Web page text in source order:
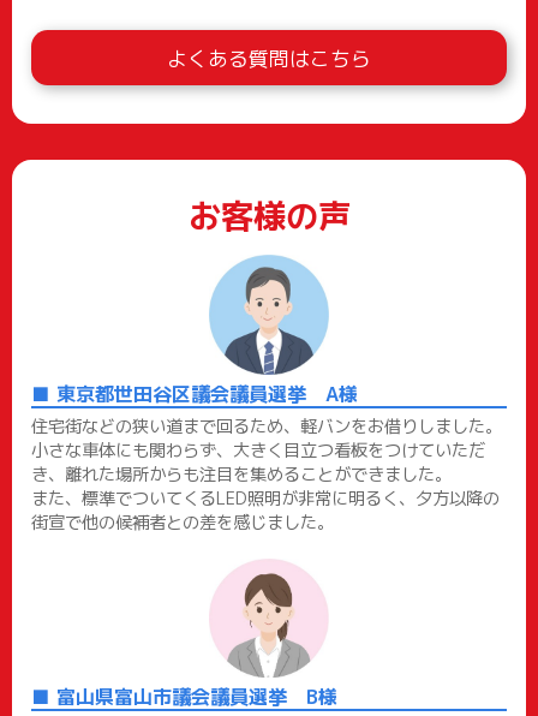
よくある質問はこちら
お客様の声
東京都世田谷区議会議員選挙 A様
住宅街などの狭い道まで回るため、軽バンをお借りしました。
小さな車体にも関わらず、大きく目立つ看板をつけていただ
き、離れた場所からも注目を集めることができました。
また、標準でついてくるLED照明が非常に明るく、夕方以降の
街宣で他の候補者との差を感じました。
富山県富山市議会議員選挙 B様